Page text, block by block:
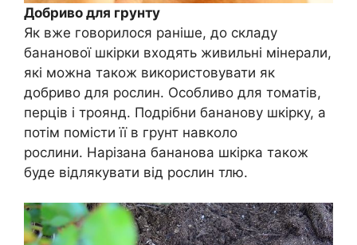
Добриво для грунту
Як вже говорилося раніше, до складу
бананової шкірки входять живильні мінерали,
які можна також використовувати як
добриво для рослин. Особливо для томатів,
перців і троянд. Подрібни бананову шкірку, а
потім помісти її в грунт навколо
рослини. Нарізана бананова шкірка також
буде відлякувати від рослин тлю.